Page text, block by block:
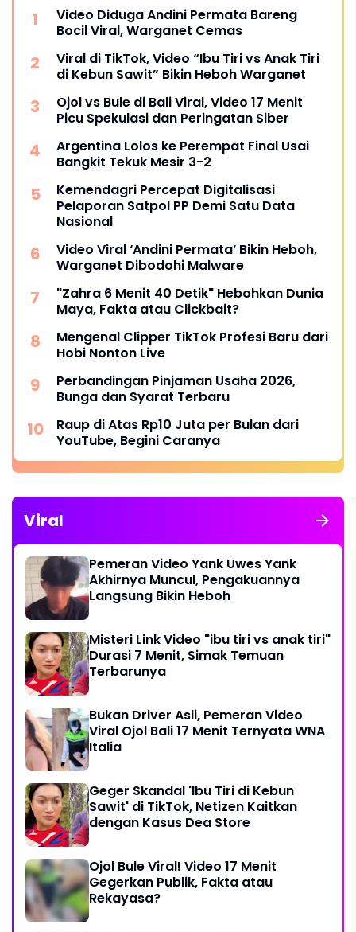
Video Diduga Andini Permata Bareng
Bocil Viral, Warganet Cemas
Viral di TikTok, Video “Ibu Tiri vs Anak Tiri
di Kebun Sawit” Bikin Heboh Warganet
Ojol vs Bule di Bali Viral, Video 17 Menit
Picu Spekulasi dan Peringatan Siber
Argentina Lolos ke Perempat Final Usai
Bangkit Tekuk Mesir 3-2
Kemendagri Percepat Digitalisasi
Pelaporan Satpol PP Demi Satu Data
Nasional
Video Viral ‘Andini Permata’ Bikin Heboh,
Warganet Dibodohi Malware
"Zahra 6 Menit 40 Detik" Hebohkan Dunia
Maya, Fakta atau Clickbait?
Mengenal Clipper TikTok Profesi Baru dari
Hobi Nonton Live
Perbandingan Pinjaman Usaha 2026,
Bunga dan Syarat Terbaru
Raup di Atas Rp10 Juta per Bulan dari
YouTube, Begini Caranya
Viral
Pemeran Video Yank Uwes Yank
Akhirnya Muncul, Pengakuannya
Langsung Bikin Heboh
Misteri Link Video "ibu tiri vs anak tiri"
Durasi 7 Menit, Simak Temuan
Terbarunya
Bukan Driver Asli, Pemeran Video
Viral Ojol Bali 17 Menit Ternyata WNA
Italia
Geger Skandal 'Ibu Tiri di Kebun
Sawit' di TikTok, Netizen Kaitkan
dengan Kasus Dea Store
Ojol Bule Viral! Video 17 Menit
Gegerkan Publik, Fakta atau
Rekayasa?